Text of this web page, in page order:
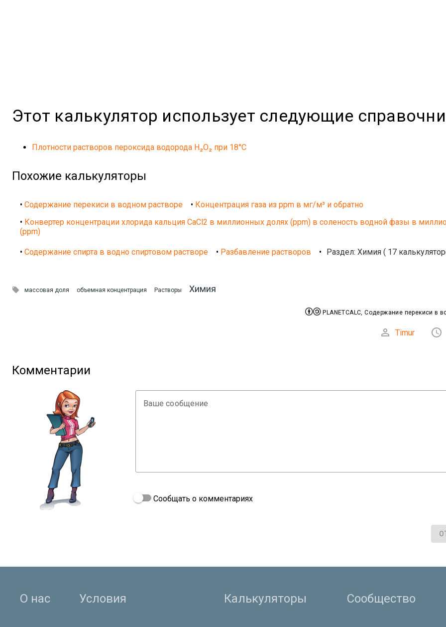
Этот калькулятор использует следующие
Плотности растворов пероксида водорода H₂O₂ при 18°C
Похожие калькуляторы
• Содержание перекиси в водном растворе • Концентрация газа из ppm в мг/м³ и обратно
• Конвертер концентрации хлорида кальция CaCl2 в миллионных долях (ppm) в соленость водной фазы в
(ppm)
• Содержание спирта в водно спиртовом растворе • Разбавление растворов • Раздел: Химия ( 17
 массовая доля объемная концентрация Растворы Химия
 PLANETCALC, Содержание перекиси в
 Timur 
Комментарии
Ваше сообщение
Сообщать о комментариях
О нас Условия Калькуляторы Сообщество